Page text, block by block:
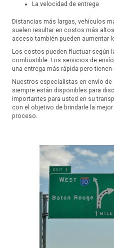
La velocidad de entrega
Distancias más largas, vehículos
suelen resultar en costos más
acceso también pueden aumentar
Los costos pueden fluctuar según
combustible. Los servicios de
una entrega más rápida pero
Nuestros especialistas en envío
siempre están disponibles para
importantes para usted en su
con el objetivo de brindarle la
proceso.